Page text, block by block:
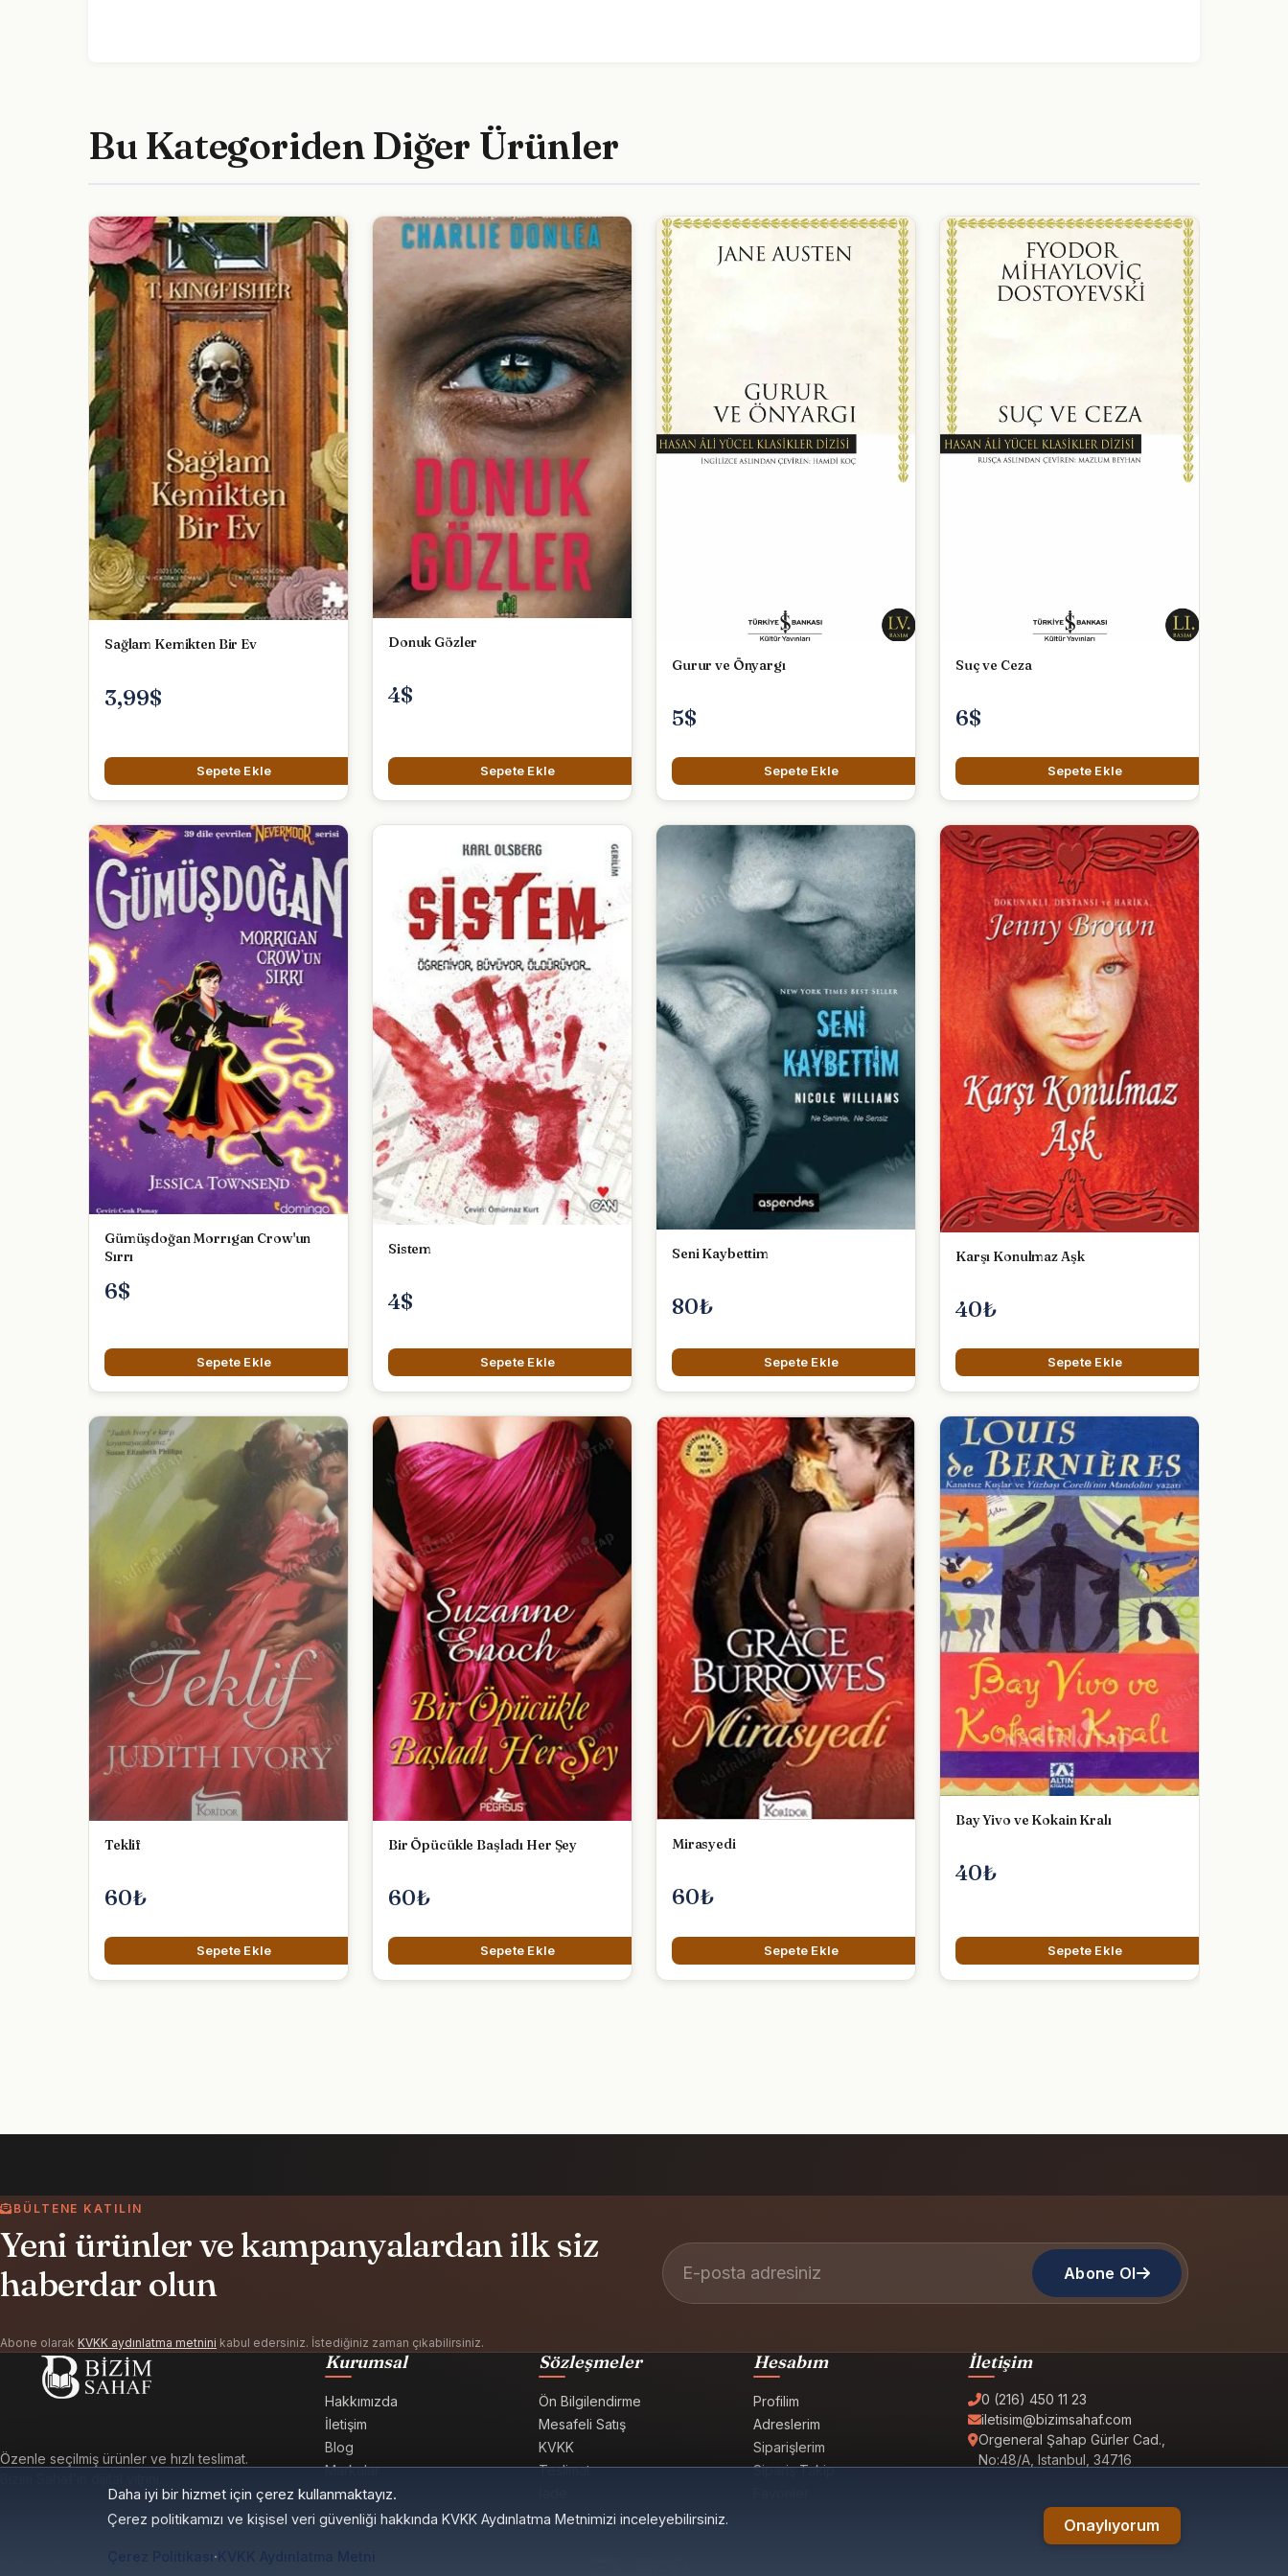
Bu Kategoriden Diğer Ürünler
Sağlam Kemikten Bir Ev
3,99$
Sepete Ekle
Donuk Gözler
4$
Sepete Ekle
Gurur ve Önyargı
5$
Sepete Ekle
Suç ve Ceza
6$
Sepete Ekle
Gümüşdoğan Morrıgan Crow'un
Sırrı
6$
Sepete Ekle
Sistem
4$
Sepete Ekle
Seni Kaybettim
80₺
Sepete Ekle
Karşı Konulmaz Aşk
40₺
Sepete Ekle
Teklif
60₺
Sepete Ekle
Bir Öpücükle Başladı Her Şey
60₺
Sepete Ekle
Mirasyedi
60₺
Sepete Ekle
Bay Yivo ve Kokain Kralı
40₺
Sepete Ekle
BÜLTENE KATILIN
Yeni ürünler ve kampanyalardan ilk siz
haberdar olun
E-posta adresiniz
Abone Ol
Abone olarak KVKK aydınlatma metnini kabul edersiniz. İstediğiniz zaman çıkabilirsiniz.
Özenle seçilmiş ürünler ve hızlı teslimat.
Kurumsal
Hakkımızda
İletişim
Blog
Markalar
Sözleşmeler
Ön Bilgilendirme
Mesafeli Satış
KVKK
Teslimat
Hesabım
Profilim
Adreslerim
Siparişlerim
Sipariş Takip
İletişim
0 (216) 450 11 23
iletisim@bizimsahaf.com
Orgeneral Şahap Gürler Cad.,
No:48/A, Istanbul, 34716
© 2026 Bizim Sahaf. Tüm Hakları Saklıdır.
Daha iyi bir hizmet için çerez kullanmaktayız.
Çerez politikamızı ve kişisel veri güvenliği hakkında KVKK Aydınlatma Metnimizi inceleyebilirsiniz.
·
Onaylıyorum